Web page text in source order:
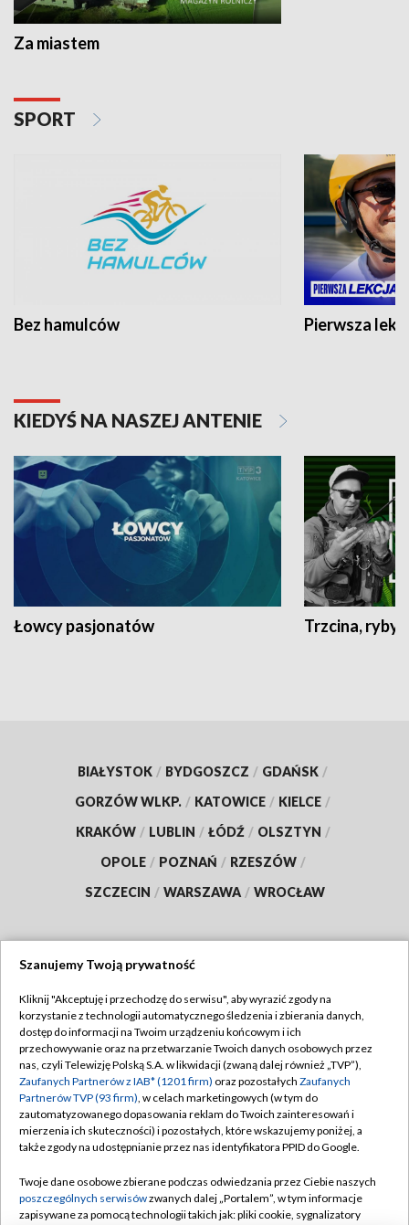
Za miastem
SPORT
Bez hamulców Pierwsza
KIEDYŚ NA NASZEJ ANTENIE
Łowcy pasjonatów Trzcina, ryby
BIAŁYSTOK / BYDGOSZCZ / GDAŃSK /
GORZÓW WLKP. / KATOWICE / KIELCE /
KRAKÓW / LUBLIN / ŁÓDŹ / OLSZTYN /
OPOLE / POZNAŃ / RZESZÓW /
SZCZECIN / WARSZAWA / WROCŁAW
TVP
Abonament TVP
Emisja w TVP
Centrum informacji TVP
Naziemna Telewizja Cyfrowa
Rada Programowa
Regulamin TVP
Polityka prywatności
Moje zgody
Pomoc
Kontakt
Szanujemy Twoją prywatność
Kliknij "Akceptuję i przechodzę do serwisu", aby wyrazić zgody na
korzystanie z technologii automatycznego śledzenia i zbierania danych,
dostęp do informacji na Twoim urządzeniu końcowym i ich
przechowywanie oraz na przetwarzanie Twoich danych osobowych przez
nas, czyli Telewizję Polską S.A. w likwidacji (zwaną dalej również „TVP”),
Zaufanych Partnerów z IAB* (1201 firm) oraz pozostałych Zaufanych
Partnerów TVP (93 firm), w celach marketingowych (w tym do
zautomatyzowanego dopasowania reklam do Twoich zainteresowań i
mierzenia ich skuteczności) i pozostałych, które wskazujemy poniżej, a
także zgody na udostępnianie przez nas identyfikatora PPID do Google.
Twoje dane osobowe zbierane podczas odwiedzania przez Ciebie naszych
poszczególnych serwisówzwanych dalej „Portalem”, w tym informacje
zapisywane za pomocą technologii takich jak: pliki cookie, sygnalizatory